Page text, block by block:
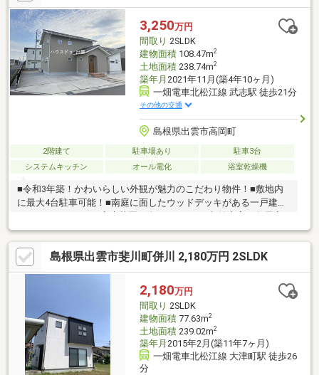
3,250万円
間取り 2SLDK
建物面積108.47m2
土地面積238.74m2
築年月 2021年11月(築4年10ヶ月)
一畑電車北松江線 武志駅 徒歩21分
その他の交通
島根県出雲市高岡町
2階建て 駐車場あり
駐車3台
システムキッチン
オール電化 浴室乾燥機
■令和3年築！かわいらしい外観が魅力のこだわり物件！■敷地内
に最大4台駐車可能！■南庭に面したウッドデッキがある一戸建
て！ガーデニングや家庭菜園も楽しめます☆■収納充実！各居室
に収納あり！ウォークインクローゼット・ウォークスルークロー
ゼットは収納力＆便利さアップ！■洗面脱衣室はランドリールー
ムの機能も！雨の日や花粉の気になる季節にも外を気にせず洗濯
できます！■小上がりのたたみコーナー付き22帖のLDKは南向き♪
日当たり良好で明るい室内。■トイレ2か所！感染症対策にもおす
すめの間取り！■商業施設やクリニックが1.5km圏内に充実のエリ
アで、生活に便利な立地！
島根県出雲市斐川町併川 2,180万円 2SLDK
2,180万円
間取り 2SLDK
建物面積77.63m2
土地面積239.02m2
築年月 2015年2月(築11年7ヶ月)
一畑電車北松江線 大津町駅 徒歩26
分